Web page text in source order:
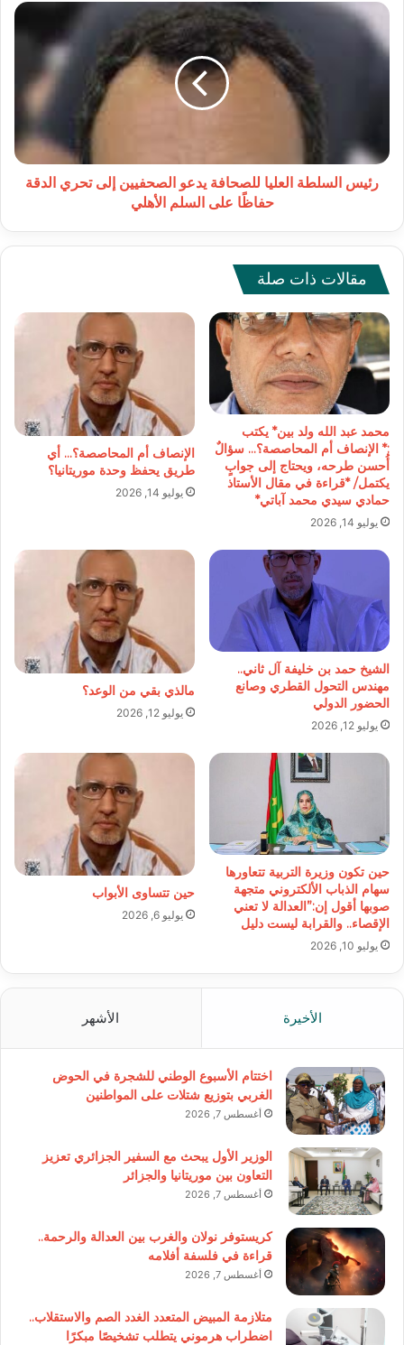
رئيس
السلطة
العليا
تحري
الدقة
حفاظًا
رئيس السلطة العليا للصحافة يدعو الصحفيين إلى تحري الدقة
حفاظًا على السلم الأهلي
مقالات ذات صلة
محمد عبد الله ولد بين* يكتب
:* الإنصاف أم المحاصصة؟… سؤالٌ
أُحسن طرحه، ويحتاج إلى جوابٍ
يكتمل/ *قراءة في مقال الأستاذ
حمادي سيدي محمد آباتي*
يوليو 14, 2026
الإنصاف أم المحاصصة؟… أي
طريق يحفظ وحدة موريتانيا؟
يوليو 14, 2026
الشيخ حمد بن خليفة آل ثاني..
مهندس التحول القطري وصانع
الحضور الدولي
يوليو 12, 2026
مالذي بقي من الوعد؟
يوليو 12, 2026
حين تكون وزيرة التربية تتعاورها
سهام الذباب الألكتروني متجهة
صوبها أقول إن:”العدالة لا تعني
الإقصاء.. والقرابة ليست دليل
يوليو 10, 2026
حين تتساوى الأبواب
يوليو 6, 2026
الأخيرة الأشهر
اختتام الأسبوع الوطني للشجرة في الحوض
الغربي بتوزيع شتلات على المواطنين
أغسطس 7, 2026
الوزير الأول يبحث مع السفير الجزائري تعزيز
التعاون بين موريتانيا والجزائر
أغسطس 7, 2026
كريستوفر نولان والغرب بين العدالة والرحمة..
قراءة في فلسفة أفلامه
أغسطس 7, 2026
متلازمة المبيض المتعدد الغدد الصم والاستقلاب..
اضطراب هرموني يتطلب تشخيصًا مبكرًا